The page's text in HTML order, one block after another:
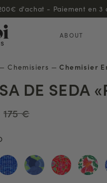
de fidélité !
ABOUT
— Chemisiers — Chemisier
DE SEDA
175 €